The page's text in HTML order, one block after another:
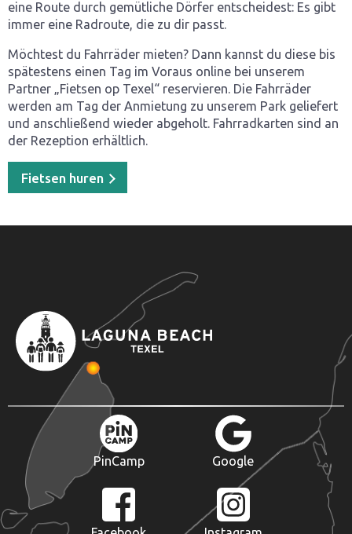
eine Route durch gemütliche Dörfer entscheidest: Es gibt
immer eine Radroute, die zu dir passt.
Möchtest du Fahrräder mieten? Dann kannst du diese bis
spätestens einen Tag im Voraus online bei unserem
Partner „Fietsen op Texel“ reservieren. Die Fahrräder
werden am Tag der Anmietung zu unserem Park geliefert
und anschließend wieder abgeholt. Fahrradkarten sind an
der Rezeption erhältlich.
Fietsen huren
PinCamp Google